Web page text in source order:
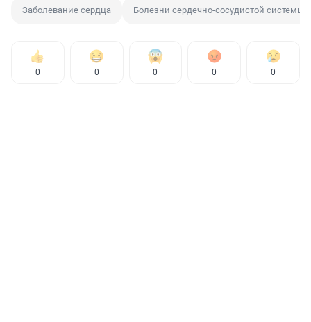
Заболевание сердца Болезни сердечно-сосудистой системы
0 0 0 0 0